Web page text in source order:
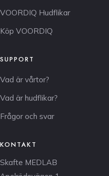
VOORDIQ Hudflikar
Köp VOORDIQ
SUPPORT
Vad är vårtor?
Vad är hudflikar?
Frågor och svar
KONTAKT
Skafte MEDLAB